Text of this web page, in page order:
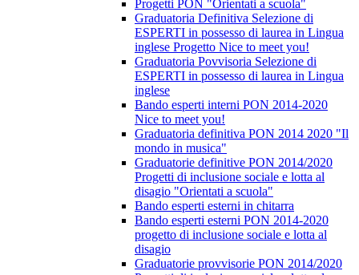
Progetti PON "Orientati a scuola"
Graduatoria Definitiva Selezione di
ESPERTI in possesso di laurea in Lingua
inglese Progetto Nice to meet you!
Graduatoria Povvisoria Selezione di
ESPERTI in possesso di laurea in Lingua
inglese
Bando esperti interni PON 2014-2020
Nice to meet you!
Graduatoria definitiva PON 2014 2020 "Il
mondo in musica"
Graduatorie definitive PON 2014/2020
Progetti di inclusione sociale e lotta al
disagio "Orientati a scuola"
Bando esperti esterni in chitarra
Bando esperti esterni PON 2014-2020
progetto di inclusione sociale e lotta al
disagio
Graduatorie provvisorie PON 2014/2020